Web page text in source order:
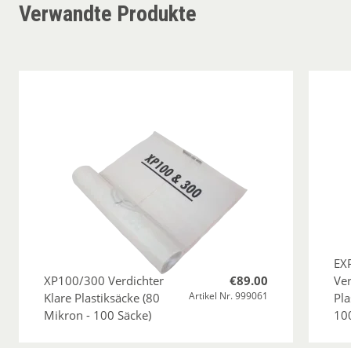
Verwandte Produkte
XP100/300 Verdichter
Klare Plastiksäcke (80
Mikron - 100 Säcke)
€89.00
Artikel Nr. 999061